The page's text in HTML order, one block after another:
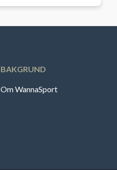
BAKGRUND
Om WannaSport